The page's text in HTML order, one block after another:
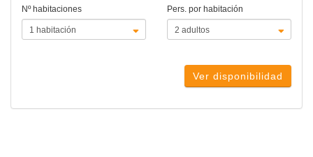
Nº habitaciones Pers. por habitación
Ver disponibilidad